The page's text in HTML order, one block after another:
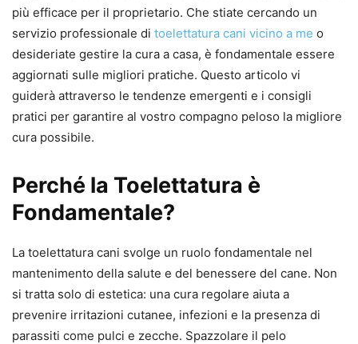
più efficace per il proprietario. Che stiate cercando un
servizio professionale di toelettatura cani vicino a me o
desideriate gestire la cura a casa, è fondamentale essere
aggiornati sulle migliori pratiche. Questo articolo vi
guiderà attraverso le tendenze emergenti e i consigli
pratici per garantire al vostro compagno peloso la migliore
cura possibile.
Perché la Toelettatura è
Fondamentale?
La toelettatura cani svolge un ruolo fondamentale nel
mantenimento della salute e del benessere del cane. Non
si tratta solo di estetica: una cura regolare aiuta a
prevenire irritazioni cutanee, infezioni e la presenza di
parassiti come pulci e zecche. Spazzolare il pelo